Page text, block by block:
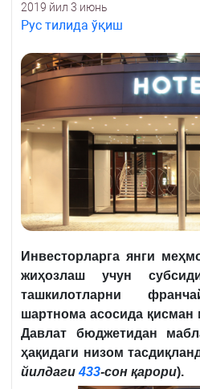
2019 йил 3 июнь
Рус тилида ўқиш
Инвесторларга янги
жиҳозлаш учун
ташкилотларни
шартнома асосида
Давлат бюджетидан
ҳақидаги низом
йилдаги433-сон қарори).